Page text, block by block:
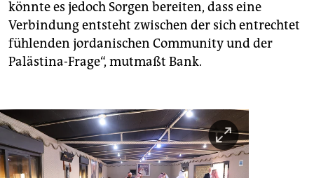
könnte es jedoch Sorgen bereiten, dass eine
Verbindung entsteht zwischen der sich entrechtet
fühlenden jordanischen Community und der
Palästina-Frage“, mutmaßt Bank.